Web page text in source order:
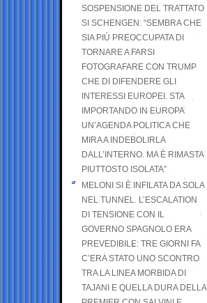
SOSPENSIONE DEL TRATTATO
SI SCHENGEN: “SEMBRA CHE
SIA PIÙ PREOCCUPATA DI
TORNARE A FARSI
FOTOGRAFARE CON TRUMP
CHE DI DIFENDERE GLI
INTERESSI EUROPEI. STA
IMPORTANDO IN EUROPA
UN’AGENDA POLITICA CHE
MIRA A INDEBOLIRLA
DALL’INTERNO. MA È RIMASTA
PIUTTOSTO ISOLATA”
MELONI SI È INFILATA DA SOLA
NEL TUNNEL. L’ESCALATION
DI TENSIONE CON IL
GOVERNO SPAGNOLO ERA
PREVEDIBILE: TRE GIORNI FA
C’ERA STATO UNO SCONTRO
TRA LA LINEA MORBIDA DI
TAJANI E QUELLA DURA DELLA